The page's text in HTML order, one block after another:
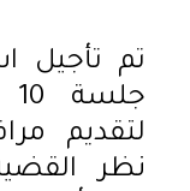
تم تأجيل
لتقديم
نظر